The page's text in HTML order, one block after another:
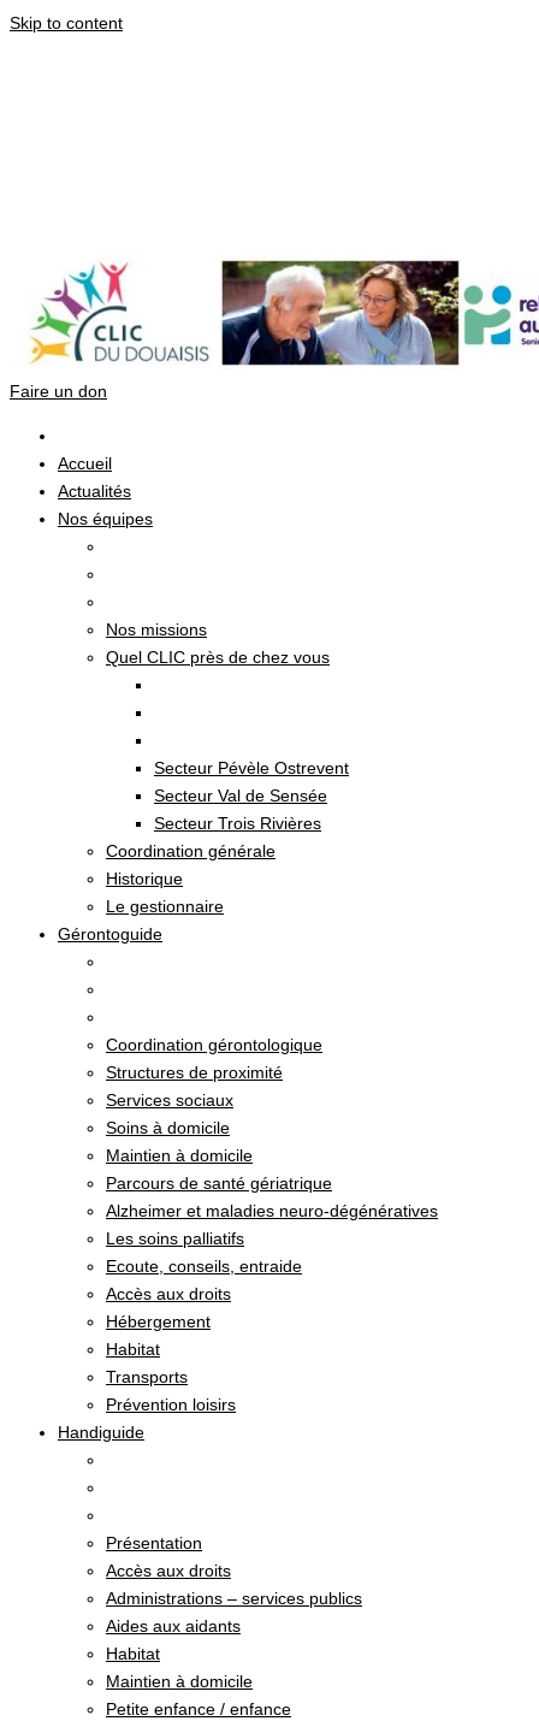
Skip to content
Faire un don
Accueil
Actualités
Nos équipes
Nos missions
Quel CLIC près de chez vous
Secteur Pévèle Ostrevent
Secteur Val de Sensée
Secteur Trois Rivières
Coordination générale
Historique
Le gestionnaire
Gérontoguide
Coordination gérontologique
Structures de proximité
Services sociaux
Soins à domicile
Maintien à domicile
Parcours de santé gériatrique
Alzheimer et maladies neuro-dégénératives
Les soins palliatifs
Ecoute, conseils, entraide
Accès aux droits
Hébergement
Habitat
Transports
Prévention loisirs
Handiguide
Présentation
Accès aux droits
Administrations – services publics
Aides aux aidants
Habitat
Maintien à domicile
Petite enfance / enfance